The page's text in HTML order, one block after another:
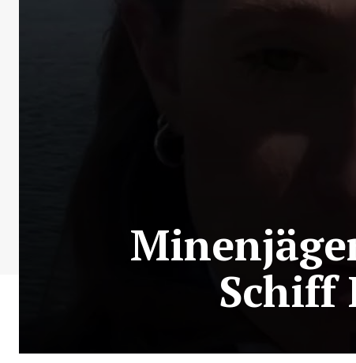
Schiff